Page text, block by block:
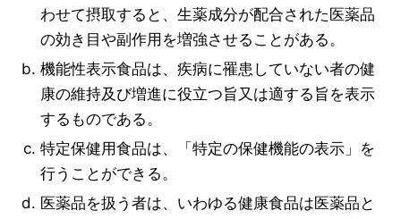
わせて摂取すると、生薬成分が配合された医薬品
の効き目や副作用を増強させることがある。
機能性表示食品は、疾病に罹患していない者の健
康の維持及び増進に役立つ旨又は適する旨を表示
するものである。
特定保健用食品は、「特定の保健機能の表示」を
行うことができる。
医薬品を扱う者は、いわゆる健康食品は医薬品と